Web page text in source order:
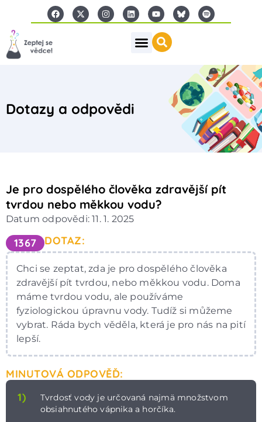
Dotazy a odpovědi
Je pro dospělého člověka zdravější pít
tvrdou nebo měkkou vodu?
Datum odpovědi: 11. 1. 2025
1367 DOTAZ:
Chci se zeptat, zda je pro dospělého člověka
zdravější pít tvrdou, nebo měkkou vodu. Doma
máme tvrdou vodu, ale používáme
fyziologickou úpravnu vody. Tudíž si můžeme
vybrat. Ráda bych věděla, která je pro nás na pití
lepší.
MINUTOVÁ ODPOVĚĎ:
1)
Tvrdosť vody je určovaná najmä množstvom
obsiahnutého vápnika a horčíka.